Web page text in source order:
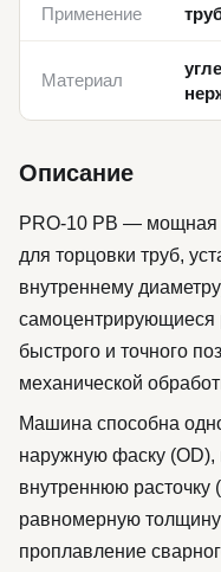
Применение
Материал
Описание
PRO-10 PB —
для торцовки труб,
внутреннему
самоцентрирующиеся
быстрого и точного
механической
Машина способна
наружную фаску (OD),
внутреннюю расточку
равномерную
проплавление